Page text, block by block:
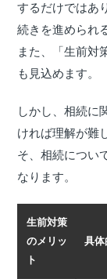
するだけではあ
続きを進められ
また、「生前対
も見込めます。
しかし、相続に
ければ理解が難
そ、相続につい
なります。
生前対策
のメリッ
ト
具体